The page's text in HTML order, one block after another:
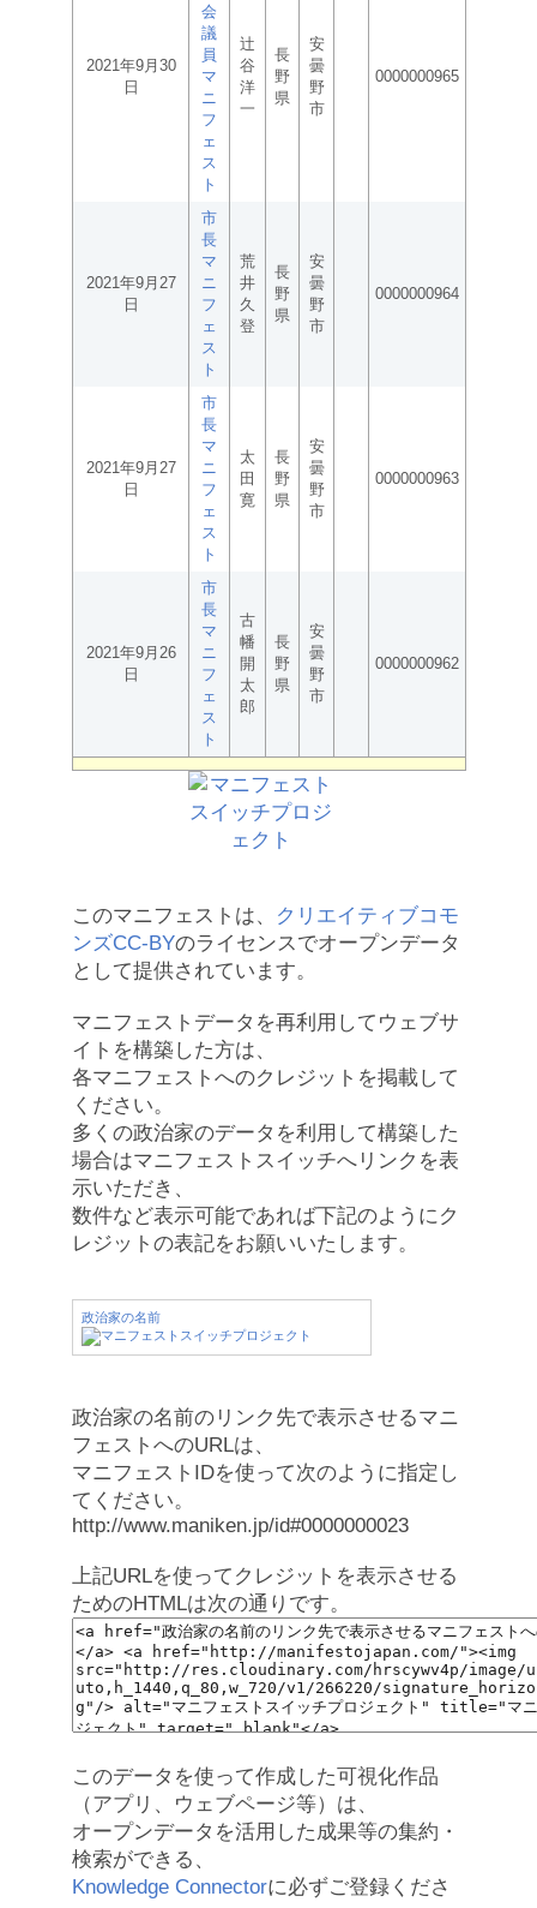
2021年9月30
日
会
議
員
マ
ニ
フ
ェ
ス
ト
辻
谷
洋
一
長
野
県
安
曇
野
市
0000000965
2021年9月27
日
市
長
マ
ニ
フ
ェ
ス
ト
荒
井
久
登
長
野
県
安
曇
野
市
0000000964
2021年9月27
日
市
長
マ
ニ
フ
ェ
ス
ト
太
田
寛
長
野
県
安
曇
野
市
0000000963
2021年9月26
日
市
長
マ
ニ
フ
ェ
ス
ト
古
幡
開
太
郎
長
野
県
安
曇
野
市
0000000962
このマニフェストは、
クリエイティブコモ
ンズCC-BYのライセンスでオープンデータ
として提供されています。
マニフェストデータを再利用してウェブサ
イトを構築した方は、
各マニフェストへのクレジットを掲載して
ください。
多くの政治家のデータを利用して構築した
場合はマニフェストスイッチへリンクを表
示いただき、
数件など表示可能であれば下記のようにク
レジットの表記をお願いいたします。
政治家の名前
政治家の名前のリンク先で表示させるマニ
フェストへのURLは、
マニフェストIDを使って次のように指定し
てください。
http://www.maniken.jp/id#0000000023
上記URLを使ってクレジットを表示させる
ためのHTMLは次の通りです。
このデータを使って作成した可視化作品
（アプリ、ウェブページ等）は、
オープンデータを活用した成果等の集約・
検索ができる、
Knowledge Connectorに必ずご登録くださ